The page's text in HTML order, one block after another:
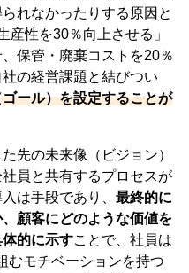
れなかったりする原因と
産性を30％向上させる」
保管・廃棄コストを20％
の経営課題と結びつい
ール）を設定することが
先の未来像（ビジョン）
員と共有するプロセスが
は手段であり、最終的に
顧客にどのような価値を
的に示すことで、社員は
むモチベーションを持つ